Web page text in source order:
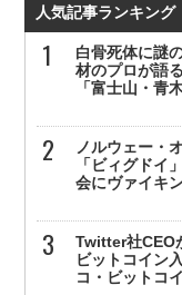
人気記事ランキング
白骨死体に謎
材のプロが語
「富士山・青
ノルウェー・
「ビィグドイ
会にヴァイキ
Twitter社CEO
ビットコイン
コ・ビットコ